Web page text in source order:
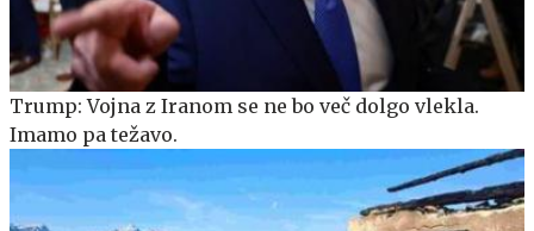
Trump: Vojna z Iranom se ne bo več dolgo vlekla.
Imamo pa težavo.